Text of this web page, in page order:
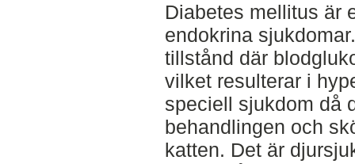
Diabetes mellitus är
endokrina
tillstånd där
vilket resulterar i
speciell sjukdom då
behandlingen och
katten. Det är